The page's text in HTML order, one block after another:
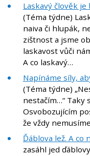
Laskavý člověk
(Téma týdne)
naiva či hlupák,
zištnost a jsme
laskavost vůči
A co laskavý…
Napínáme síly,
(Téma týdne)
nestačím…“ Taky
Osvobozujícím
že vždy
Ďáblova lež. A co
zasáhl jed